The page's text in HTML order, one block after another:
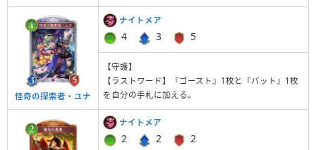
怪奇の探索者・ユナ
ナイトメア
4 3 5
【守護】
【ラストワード】『ゴースト』1枚と『バット』1枚
を自分の手札に加える。
ナイトメア
2 2 2